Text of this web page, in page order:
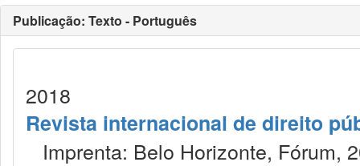
Publicação: Texto - Português
2018
Revista internacional de direito
Imprenta: Belo Horizonte, Fórum,